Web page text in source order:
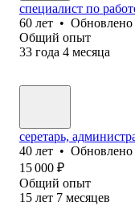
специалист по
60 лет • Обновлено
Общий опыт
33 года 4 месяца
серетарь,
40 лет • Обновлено
15 000 ₽
Общий опыт
15 лет 7 месяцев